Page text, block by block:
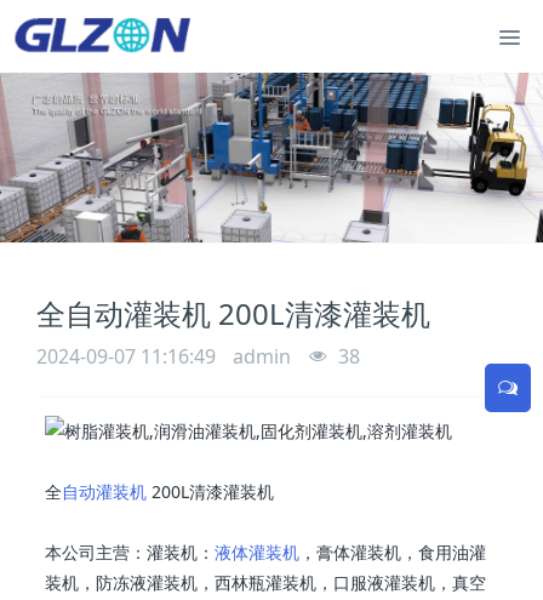
全自动灌装机 200L清漆灌装机
2024-09-07 11:16:49 admin 38
全自动灌装机 200L清漆灌装机
本公司主营：灌装机：液体灌装机 ，膏体灌装机，食用油灌
装机，防冻液灌装机，西林瓶灌装机，口服液灌装机，真空